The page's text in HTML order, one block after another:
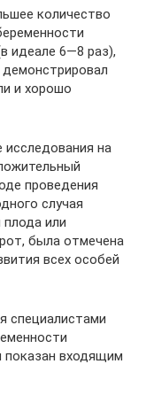
количество
идеале 6—8 раз),
и хорошо
исследования на
проведения
случая
плода или
была отмечена
всех особей
специалистами
показан входящим